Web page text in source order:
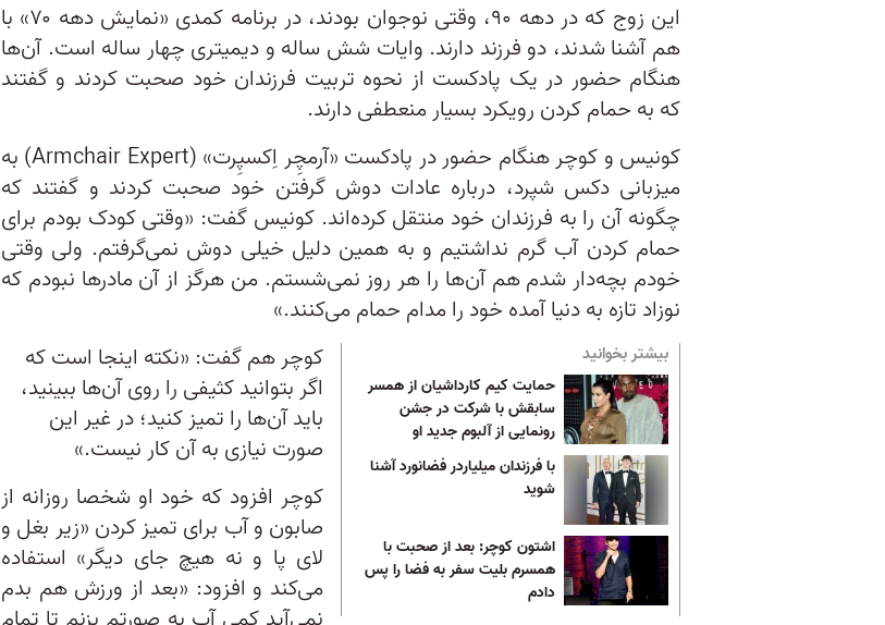
این زوج که در دهه ۹۰، وقتی نوجوان بودند، در برنامه کمدی «نمایش دهه ۷۰» با
هم آشنا شدند، دو فرزند دارند. وایات شش ساله و دیمیتری چهار ساله است. آن‌ها
هنگام حضور در یک پادکست از نحوه تربیت فرزندان خود صحبت کردند و گفتند
که به حمام کردن رویکرد بسیار منعطفی دارند.
کونیس و کوچر هنگام حضور در پادکست «آرمچِر اِکسپِرت» (Armchair Expert) به
میزبانی دکس شپرد، درباره عادات دوش گرفتن خود صحبت کردند و گفتند که
چگونه آن را به فرزندان خود منتقل کرده‌اند. کونیس گفت: «وقتی کودک بودم برای
حمام کردن آب گرم نداشتیم و به همین دلیل خیلی دوش نمی‌گرفتم. ولی وقتی
خودم بچه‌دار شدم هم آن‌ها را هر روز نمی‌شستم. من هرگز از آن مادرها نبودم که
نوزاد تازه به دنیا آمده خود را مدام حمام می‌کنند.»
بیشتر بخوانید
حمایت کیم کارداشیان از همسر
سابقش با شرکت در جشن
رونمایی از آلبوم جدید او
با فرزندان میلیاردر فضانورد آشنا
شوید
اشتون کوچر: بعد از صحبت با
همسرم بلیت سفر به فضا را پس
دادم
کوچر هم گفت: «نکته اینجا است که
اگر بتوانید کثیفی را روی آن‌ها ببینید،
باید آن‌ها را تمیز کنید؛ در غیر این
صورت نیازی به آن کار نیست.»
کوچر افزود که خود او شخصا روزانه از
صابون و آب برای تمیز کردن «زیر بغل و
لای پا و نه هیچ جای دیگر» استفاده
می‌کند و افزود: «بعد از ورزش هم بدم